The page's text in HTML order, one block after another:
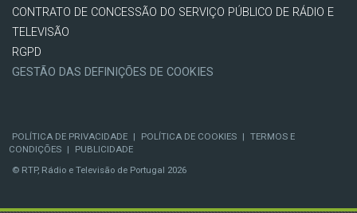
CONTRATO DE CONCESSÃO DO SERVIÇO PÚBLICO DE RÁDIO E
TELEVISÃO
RGPD
GESTÃO DAS DEFINIÇÕES DE COOKIES
POLÍTICA DE PRIVACIDADE | POLÍTICA DE COOKIES | TERMOS E
CONDIÇÕES |
PUBLICIDADE
© RTP, Rádio e Televisão de Portugal 2026